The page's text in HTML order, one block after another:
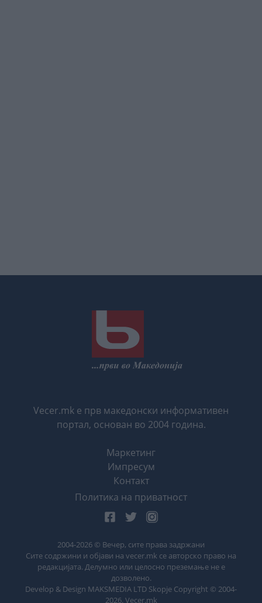
Vecer.mk е прв македонски информативен
портал, основан во 2004 година.
Маркетинг
Импресум
Контакт
Политика на приватност
2004-2026 © Вечер, сите права задржани
Сите содржини и објави на vecer.mk се авторско право на
редакцијата. Делумно или целосно преземање не е
дозволено.
Develop & Design MAKSMEDIA LTD Skopje Copyright © 2004-
2026. Vecer.mk